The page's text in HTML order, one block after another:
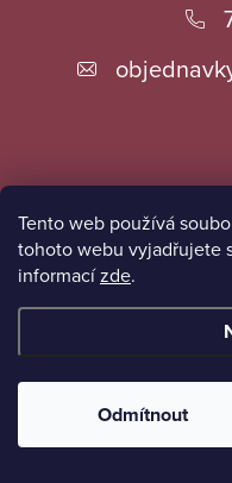
Tento web používá
tohoto webu vyjadřujete
informacízde.
Odmítnout
Informace pro vás
Přijímáme online
Copyright 2026Vinotéka u